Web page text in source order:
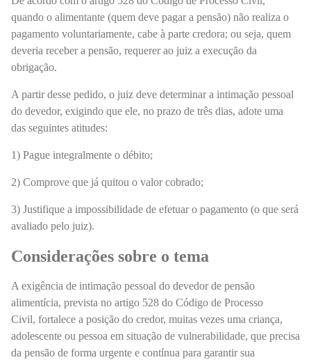
quando o alimentante (quem deve pagar a pensão) não realiza o
pagamento voluntariamente, cabe à parte credora; ou seja, quem
deveria receber a pensão, requerer ao juiz a execução da
obrigação.
A partir desse pedido, o juiz deve determinar a intimação pessoal
do devedor, exigindo que ele, no prazo de três dias, adote uma
das seguintes atitudes:
1) Pague integralmente o débito;
2) Comprove que já quitou o valor cobrado;
3) Justifique a impossibilidade de efetuar o pagamento (o que será
avaliado pelo juiz).
Considerações sobre o tema
A exigência de intimação pessoal do devedor de pensão
alimentícia, prevista no artigo 528 do Código de Processo
Civil, fortalece a posição do credor, muitas vezes uma criança,
adolescente ou pessoa em situação de vulnerabilidade, que precisa
da pensão de forma urgente e contínua para garantir sua